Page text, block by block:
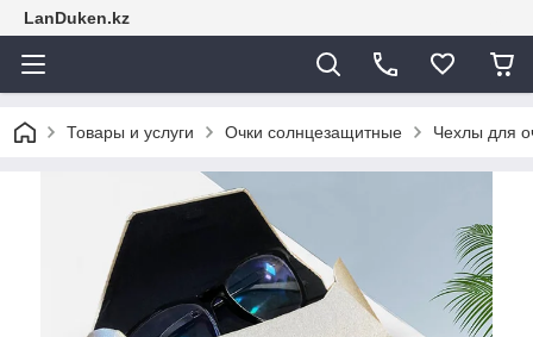
LanDuken.kz
Товары и услуги Очки солнцезащитные Чехлы для